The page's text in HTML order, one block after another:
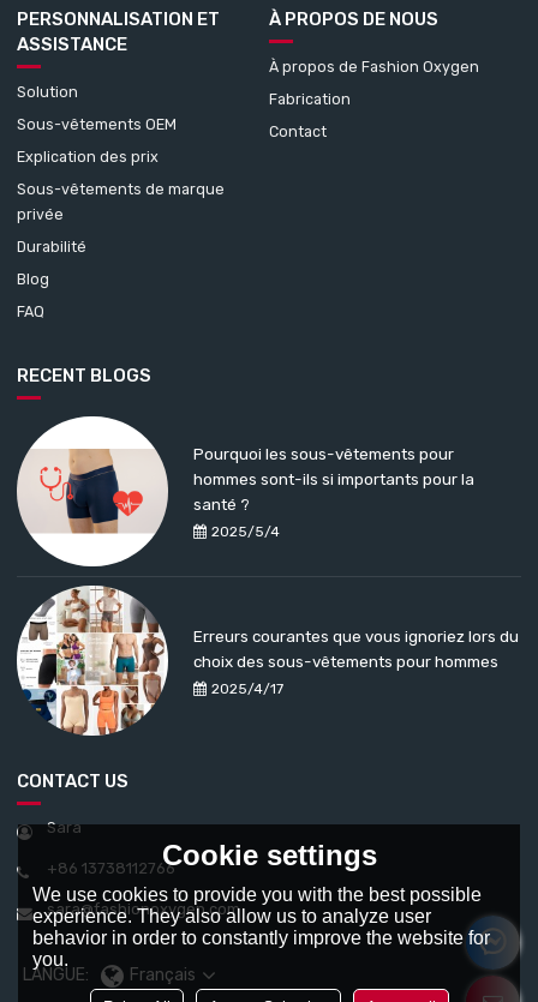
PERSONNALISATION ET
ASSISTANCE
Solution
Sous-vêtements OEM
Explication des prix
Sous-vêtements de marque
privée
Durabilité
Blog
FAQ
À PROPOS DE NOUS
À propos de Fashion Oxygen
Fabrication
Contact
RECENT BLOGS
2025/5/4
Pourquoi les sous-vêtements pour
hommes sont-ils si importants pour la
santé ?
2025/4/17
Erreurs courantes que vous ignoriez lors du
choix des sous-vêtements pour hommes
CONTACT US
Sara
+86 13738112766
sara@fashionoxygen.com
LANGUE: Français
Cookie settings
We use cookies to provide you with the best possible
experience. They also allow us to analyze user
behavior in order to constantly improve the website for
you.